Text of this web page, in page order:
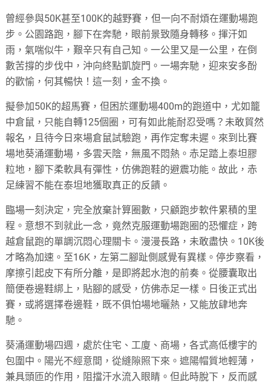
曾經參與50K甚至100K的越野賽，但一向不耐煩在運動場跑
步。公園路跑，腳下在奔馳，眼前景致隨身轉移。揮汗如
雨，氣喘似牛，艱辛只有自己知。一公里又是一公里，在倒
數苦撐的步伐中，沖向終點凱旋門。一場奔馳，迎來安多酚
的歡愉，何其暢快！這一刻，金不換。
擬參加50K的超馬賽，但困於運動場400m的跑道中，尤如籠
中倉鼠，只能自轉125個圈，可有如此能耐忍受嗎？未敢貿然
報名，且待今日來場倉鼠試驗跑，再作定奪未遲。來到比賽
場地葵涌運動場，多雲天陰，無風不悶熱。赤足踏上泰坦膠
粒地，腳下柔軟具有彈性，仿佛跑鞋的避震功能。故此，赤
足練習不能在泰坦地獲取真正的反饋。
臨場一刻決定，完全放棄計算圈數，只顧跑步軟件累積的里
程。意想不到就此一念，竟然克服運動場跑圈的恐懼症，跨
越倉鼠跑的單調沉悶心理關卡。漫漫長路，未敢盡快。10K後
才略為加速。至16K，左第二腳趾側感覺有異樣。停步察看，
摩擦引起皮下有所分離，是即將起水泡的前奏。從腰囊取出
簡便卷邊鞋綁上，貼腳的感受，仿佛赤足一樣。日後正式出
賽，或將選擇卷邊鞋，既不俱怕場地曬熱，又能放肆地奔
馳。
葵涌運動場四週，處於住宅、工廈、商場，各式高低樓宇的
包圍中。陽光不經意間，從縫隙照下來。遮陽帽質地輕薄，
兼具頭匝的作用，阻擋汗水流入眼睛。但此時脫下，反而感